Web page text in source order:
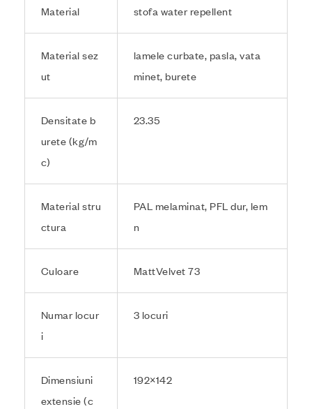
Material stofa water repellent
Material sez
ut
lamele curbate, pasla, vata
minet, burete
Densitate b
urete (kg/m
c)
23.35
Material stru
ctura
PAL melaminat, PFL dur, lem
n
Culoare MattVelvet 73
Numar locur
i
3 locuri
Dimensiuni
extensie (c
192×142